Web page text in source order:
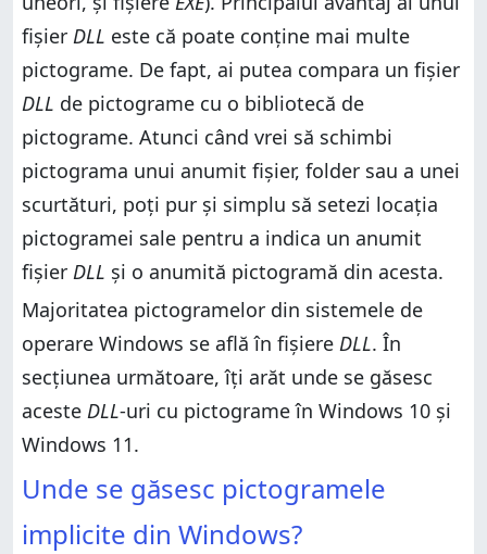
%systemroot%\system32\ieframe.dll
%systemroot%\system32\dmdskres.dll
%systemroot%\system32\dsuiext.dll
%systemroot%\system32\mstscax.dll
%systemroot%\system32\wiashext.dll
%systemroot%\system32\comres.dll
%systemroot%\system32\mstsc.exe
actioncentercpl.dll, aclui.dll, autoplay.dll,
comctl32.dll, filemgmt.dll, mssvp.dll, ncpa.cpl,
url.dll, xwizards.dll (toate aflate în
%systemroot%\system32\)
Most other executable files in %systemroot% and
its subfolders
Lista cu locațiile pictogramelor Windows
Cum foloseşti pictogramele stocate într-un fişier DLL
P.S. Unde găsești pictograma Windows folosită
pentru butonul Start
Știi alte locații ale pictogramelor din Windows?
%systemroot%\system32\compstui.dll
%systemroot%\system32\ieframe.dll
%systemroot%\system32\dmdskres.dll
%systemroot%\system32\dsuiext.dll
%systemroot%\system32\mstscax.dll
%systemroot%\system32\wiashext.dll
%systemroot%\system32\comres.dll
%systemroot%\system32\mstsc.exe
actioncentercpl.dll, aclui.dll, autoplay.dll,
url.dll, xwizards.dll (toate aflate în
%systemroot%\system32\)
Most other executable files in %systemroot% and
its subfolders
Lista cu locațiile pictogramelor Windows
Cum foloseşti pictogramele stocate într-un fişier DLL
P.S. Unde găsești pictograma Windows folosită
pentru butonul Start
Știi alte locații ale pictogramelor din Windows?
fișier DLL este că poate conține mai multe
pictograme. De fapt, ai putea compara un fișier
DLL de pictograme cu o bibliotecă de
pictograme. Atunci când vrei să schimbi
pictograma unui anumit fișier, folder sau a unei
scurtături, poți pur și simplu să setezi locația
pictogramei sale pentru a indica un anumit
fișier DLL și o anumită pictogramă din acesta.
Majoritatea pictogramelor din sistemele de
operare Windows se află în fișiere DLL. În
secțiunea următoare, îți arăt unde se găsesc
aceste DLL-uri cu pictograme în Windows 10 și
Windows 11.
Unde se găsesc pictogramele
implicite din Windows?